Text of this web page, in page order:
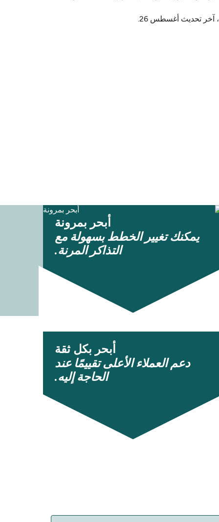
أبحر بمرونة
يمكنك تغيير الخطط بسهولة مع
التذاكر المرنة.
أبحر بكل ثقة
دعم العملاء الأعلى تقييمًا عند
الحاجة إليه.